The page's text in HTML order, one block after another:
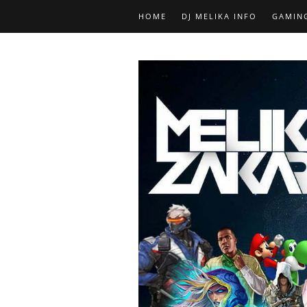
HOME DJ MELIKA INFO